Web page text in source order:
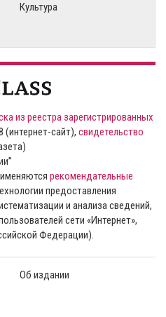
Культура
из реестра зарегистрированных
(интернет-сайт), свидетельство
рекомендательные
предоставления
и анализа сведений,
сети «Интернет»,
Федерации).
Об издании